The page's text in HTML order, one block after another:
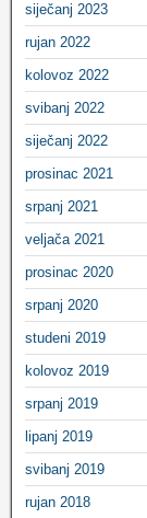
siječanj 2023
rujan 2022
kolovoz 2022
svibanj 2022
siječanj 2022
prosinac 2021
srpanj 2021
veljača 2021
prosinac 2020
srpanj 2020
studeni 2019
kolovoz 2019
srpanj 2019
lipanj 2019
svibanj 2019
rujan 2018